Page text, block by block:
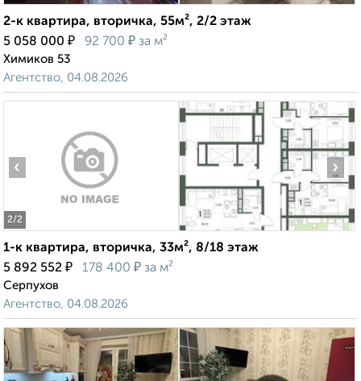
2-к квартира, вторичка, 55м², 2/2 этаж
5 058 000 ₽ 92 700 ₽ за м²
Химиков 53
Агентство, 04.08.2026
2/2
‹ ›
1-к квартира, вторичка, 33м², 8/18 этаж
5 892 552 ₽ 178 400 ₽ за м²
Серпухов
Агентство, 04.08.2026